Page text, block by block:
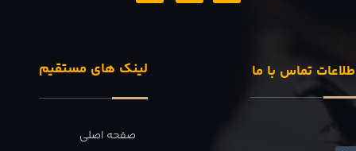
لینک های مستقیم
صفحه اصلی
تماس با ما